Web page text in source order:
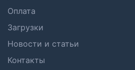
Оплата
Загрузки
Новости и статьи
Контакты